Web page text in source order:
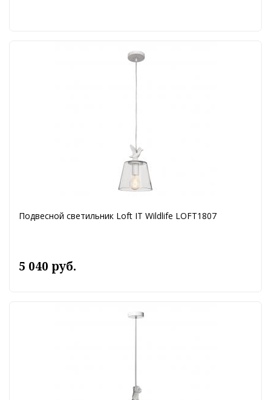
Подвесной светильник Loft IT Wildlife LOFT1807
5 040 руб.